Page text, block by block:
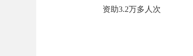
资助3.2万多人次